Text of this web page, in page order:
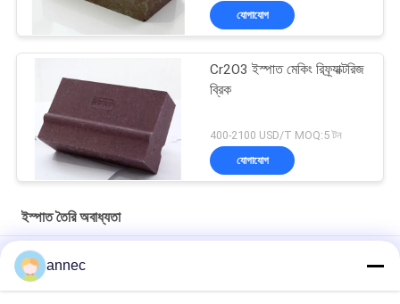
যোগাযোগ
Cr2O3 ইস্পাত মেকিং রিফ্র্যাক্টরিজ
ব্রিক
400-2100 USD/T MOQ:5 টন
যোগাযোগ
ইস্পাত তৈরি অবাধ্যতা
ইলেকট্রিক আর্ক ফার্নেসের জন্য কাস্টমাইজড আকৃতি ম্যাগনেসিয়া কার্বন ইট
গুনিং মেটেরিয়াল স্প্রে পেইন্ট 0.5 সিওও 2 স্টিল মেকিং রিফ্র্যাক্টরিগুলি
annec